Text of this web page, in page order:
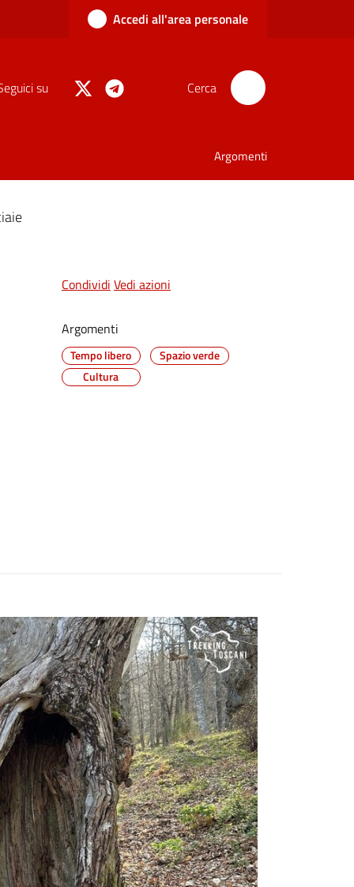
Accedi all'area personale
su Cerca
Argomenti
Condividi Vedi azioni
Argomenti
Tempo libero
Spazio verde
Cultura